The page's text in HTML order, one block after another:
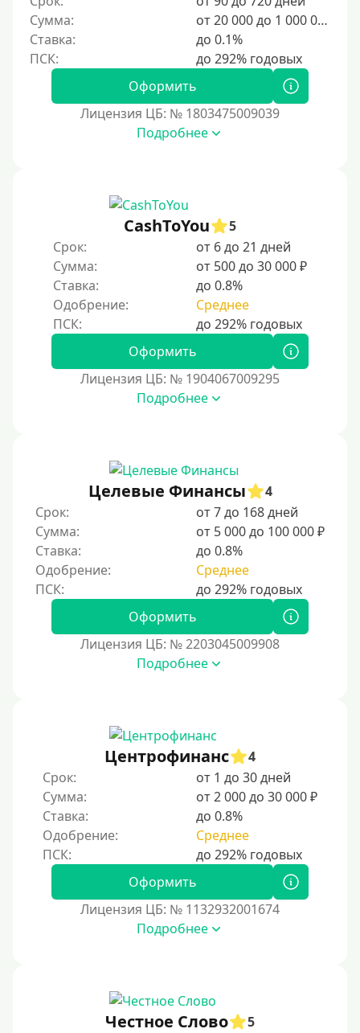
500 руб
1000 руб
1500 руб
2000 руб
7000 руб
8000 руб
9000 руб
10000 руб
15000 руб
30000 руб на год
35000 руб
40000 руб
50000 руб
60000 руб
80000 руб
300000 руб
500000 руб
1000000 руб
Мини займы
На большую сумму
Банковские карты и платежные системы
С помощью системы Юнистрим
Сумма:
от 20 000 до 1 000 000 ₽
Ставка:
до 0.1%
Оформить
Лицензия ЦБ: № 1803475009039
Подробнее
CashToYou
5
Срок:
от 6 до 21 дней
Сумма:
от 500 до 30 000 ₽
Ставка:
до 0.8%
Одобрение:
Среднее
Оформить
Лицензия ЦБ: № 1904067009295
Подробнее
Целевые Финансы
4
Срок:
от 7 до 168 дней
Сумма:
от 5 000 до 100 000 ₽
Ставка:
до 0.8%
Одобрение:
Среднее
Оформить
Лицензия ЦБ: № 2203045009908
Подробнее
Центрофинанс
4
Срок:
от 1 до 30 дней
Сумма:
от 2 000 до 30 000 ₽
Ставка:
до 0.8%
Одобрение:
Среднее
Оформить
Лицензия ЦБ: № 1132932001674
Подробнее
Честное Слово
5